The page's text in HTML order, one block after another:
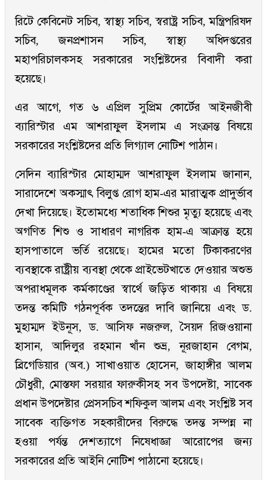
রিটে কেবিনেট সচিব, স্বাস্থ্য সচিব, স্বরাষ্ট্র সচিব, মন্ত্রিপরিষদ
সচিব, জনপ্রশাসন সচিব, স্বাস্থ্য অধিদপ্তরের
মহাপরিচালকসহ সরকারের সংশ্লিষ্টদের বিবাদী করা
হয়েছে।
এর আগে, গত ৬ এপ্রিল সুপ্রিম কোর্টের আইনজীবী
ব্যারিস্টার এম আশরাফুল ইসলাম এ সংক্রান্ত বিষয়ে
সরকারের সংশ্লিষ্টদের প্রতি লিগ্যাল নোটিশ পাঠান।
সেদিন ব্যারিস্টার মোহাম্মদ আশরাফুল ইসলাম জানান,
সারাদেশে অকস্মাৎ বিলুপ্ত রোগ হাম-এর মারাত্মক প্রাদুর্ভাব
দেখা দিয়েছে। ইতোমধ্যে শতাধিক শিশুর মৃত্যু হয়েছে এবং
অগণিত শিশু ও সাধারণ নাগরিক হাম-এ আক্রান্ত হয়ে
হাসপাতালে ভর্তি রয়েছে। হামের মতো টিকাকরণের
ব্যবস্থাকে রাষ্ট্রীয় ব্যবস্থা থেকে প্রাইভেটখাতে দেওয়ার অশুভ
অপরাধমূলক কর্মকাণ্ডের স্বার্থে জড়িত থাকায় এ বিষয়ে
তদন্ত কমিটি গঠনপূর্বক তদন্তের দাবি জানিয়ে এবং ড.
মুহাম্মদ ইউনূস, ড. আসিফ নজরুল, সৈয়দ রিজওয়ানা
হাসান, আদিলুর রহমান খাঁন শুভ্র, নূরজাহান বেগম,
ব্রিগেডিয়ার (অব.) সাখাওয়াত হোসেন, জাহাঙ্গীর আলম
চৌধুরী, মোস্তফা সরয়ার ফারুকীসহ সব উপদেষ্টা, সাবেক
প্রধান উপদেষ্টার প্রেসসচিব শফিকুল আলম এবং সংশ্লিষ্ট সব
সাবেক ব্যক্তিগত সহকারীদের বিরুদ্ধে তদন্ত সম্পন্ন না
হওয়া পর্যন্ত দেশত্যাগে নিষেধাজ্ঞা আরোপের জন্য
সরকারের প্রতি আইনি নোটিশ পাঠানো হয়েছে।